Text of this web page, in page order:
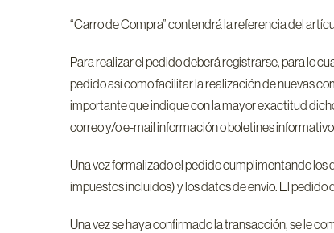
“Carro de Compra” contendrá la referencia del
Para realizar el pedido deberá registrarse, para lo
pedido así como facilitar la realización de nuevas
importante que indique con la mayor exactitud
correo y/o e-mail información o boletines
Una vez formalizado el pedido cumplimentando los
impuestos incluidos) y los datos de envío. El
Una vez se haya confirmado la transacción, se le